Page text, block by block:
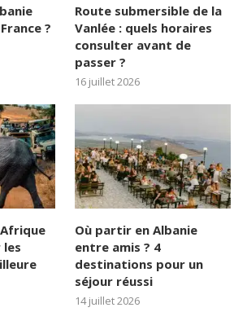
?
Route submersible de la
Vanlée : quels horaires
consulter avant de
passer ?
16 juillet 2026
les
Où partir en Albanie
entre amis ? 4
destinations pour un
séjour réussi
14 juillet 2026